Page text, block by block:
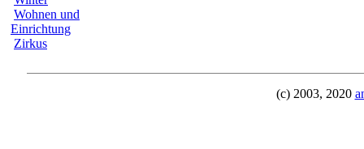
Wohnen und
Einrichtung
Zirkus
(c) 2003, 2020